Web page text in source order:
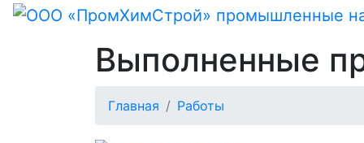
Выполненные
Главная Работы